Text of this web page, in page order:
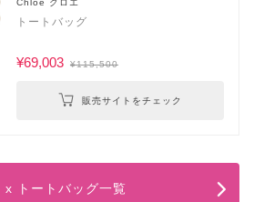
Chloe クロエ
トートバッグ
¥69,003 ¥115,500
販売サイトをチェック
x トートバッグ一覧